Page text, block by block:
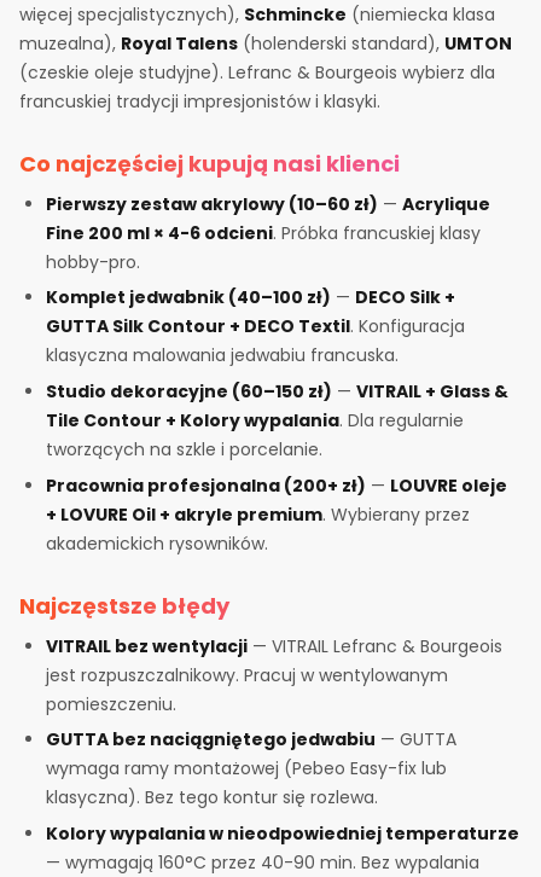
więcej specjalistycznych), Schmincke (niemiecka klasa
muzealna), Royal Talens (holenderski standard), UMTON
(czeskie oleje studyjne). Lefranc & Bourgeois wybierz dla
francuskiej tradycji impresjonistów i klasyki.
Co najczęściej kupują nasi klienci
Pierwszy zestaw akrylowy (10–60 zł) —Acrylique
Fine 200 ml × 4-6 odcieni. Próbka francuskiej klasy
hobby-pro.
Komplet jedwabnik (40–100 zł) — DECO Silk +
GUTTA Silk Contour + DECO Textil. Konfiguracja
klasyczna malowania jedwabiu francuska.
Studio dekoracyjne (60–150 zł) —VITRAIL + Glass &
Tile Contour + Kolory wypalania. Dla regularnie
tworzących na szkle i porcelanie.
Pracownia profesjonalna (200+ zł) — LOUVRE oleje
+ LOVURE Oil + akryle premium. Wybierany przez
akademickich rysowników.
Najczęstsze błędy
VITRAIL bez wentylacji — VITRAIL Lefranc & Bourgeois
jest rozpuszczalnikowy. Pracuj w wentylowanym
pomieszczeniu.
GUTTA bez naciągniętego jedwabiu — GUTTA
wymaga ramy montażowej (Pebeo Easy-fix lub
klasyczna). Bez tego kontur się rozlewa.
Kolory wypalania w nieodpowiedniej temperaturze
— wymagają 160°C przez 40-90 min. Bez wypalania